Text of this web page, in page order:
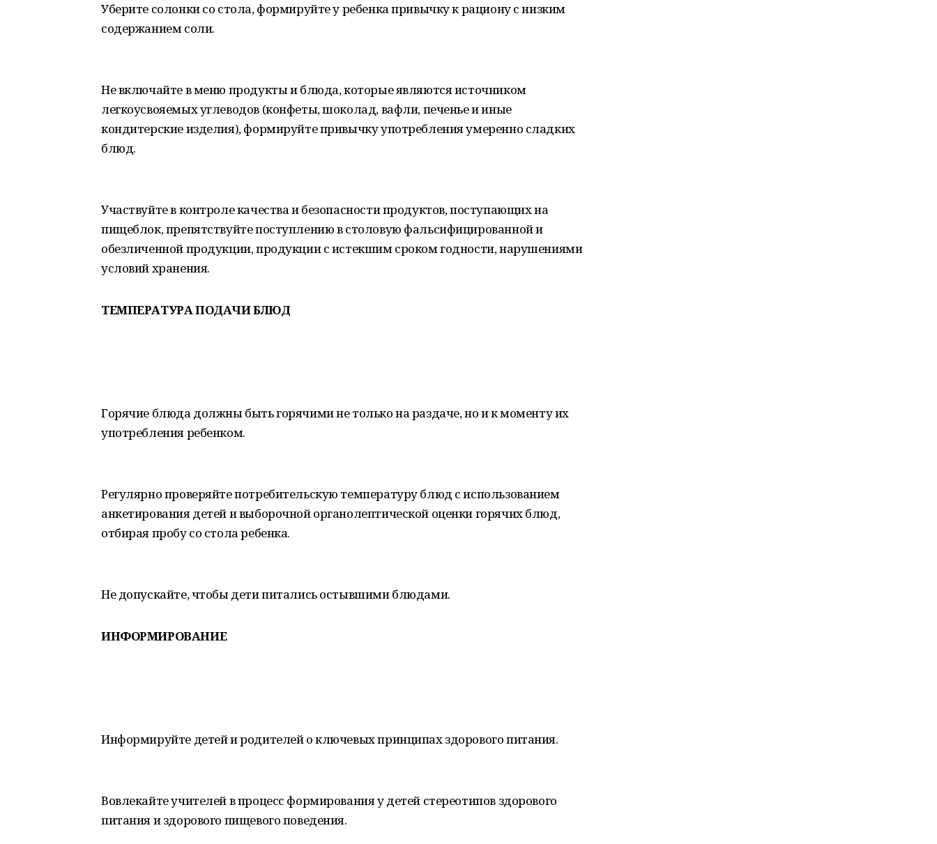
Уберите солонки со стола, формируйте у ребенка привычку к рациону с низким
содержанием соли.
Не включайте в меню продукты и блюда, которые являются источником
легкоусвояемых углеводов (конфеты, шоколад, вафли, печенье и иные
кондитерские изделия), формируйте привычку употребления умеренно сладких
блюд.
Участвуйте в контроле качества и безопасности продуктов, поступающих на
пищеблок, препятствуйте поступлению в столовую фальсифицированной и
обезличенной продукции, продукции с истекшим сроком годности, нарушениями
условий хранения.
ТЕМПЕРАТУРА ПОДАЧИ БЛЮД
Горячие блюда должны быть горячими не только на раздаче, но и к моменту их
употребления ребенком.
Регулярно проверяйте потребительскую температуру блюд с использованием
анкетирования детей и выборочной органолептической оценки горячих блюд,
отбирая пробу со стола ребенка.
Не допускайте, чтобы дети питались остывшими блюдами.
ИНФОРМИРОВАНИЕ
Информируйте детей и родителей о ключевых принципах здорового питания.
Вовлекайте учителей в процесс формирования у детей стереотипов здорового
питания и здорового пищевого поведения.